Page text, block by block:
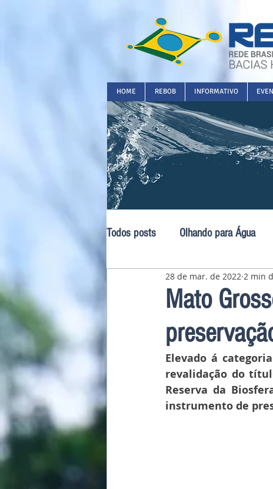
HOME REBOB INFORMATIVO
Todos posts Olhando para Água
Pavilhão Latino-Americano
Mato
28 de mar. de 2022 2 min
Elevado á
revalidação do
Reserva da
instrumento de